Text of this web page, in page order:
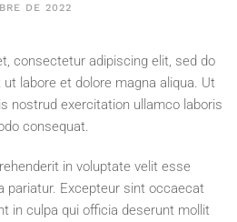
DE 2022
consectetur adipiscing elit, sed do
labore et dolore magna aliqua. Ut
nostrud exercitation ullamco laboris
consequat.
in voluptate velit esse
pariatur. Excepteur sint occaecat
in culpa qui officia deserunt mollit